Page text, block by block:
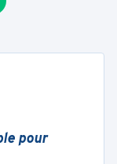
pour